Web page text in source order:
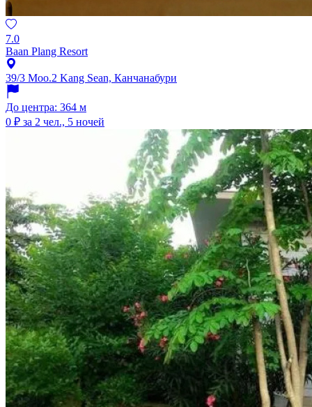
7.0
Baan Plang Resort
39/3 Moo.2 Kang Sean, Канчанабури
До центра: 364 м
0 ₽ за 2 чел., 5 ночей